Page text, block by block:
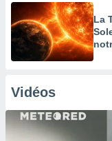
La
Vidéos